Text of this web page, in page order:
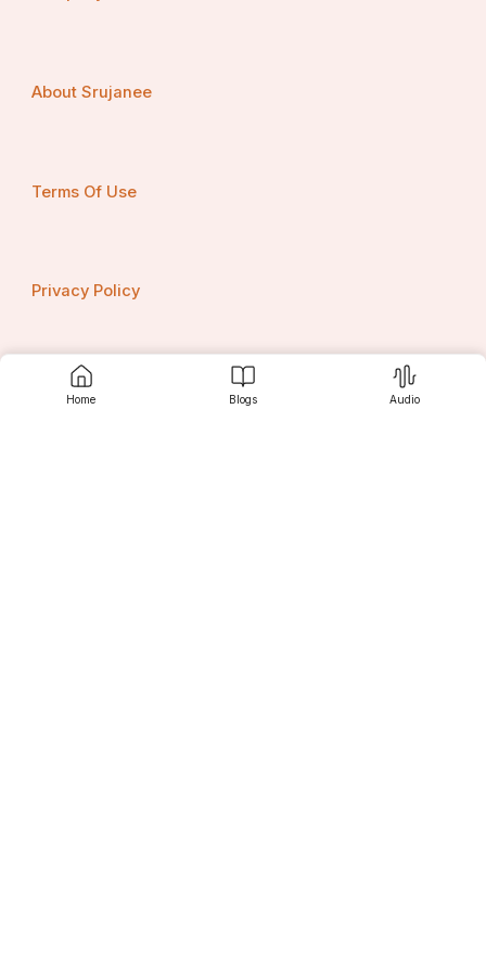
Home Blogs Audio
About Srujanee
Terms Of Use
Privacy Policy
Contact us